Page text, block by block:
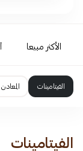
الأكثر مبيعا
الفيتامينات المعادن
الفيتامينات